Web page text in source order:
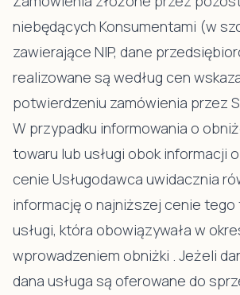
niebędących Konsumentami (w
zawierające NIP, dane
realizowane są według cen
potwierdzeniu zamówienia przez
W przypadku informowania o
towaru lub usługi obok informacji
cenie Usługodawca uwidacznia
informację o najniższej cenie
usługi, która obowiązywała w
wprowadzeniem obniżki . Jeżeli
dana usługa są oferowane do